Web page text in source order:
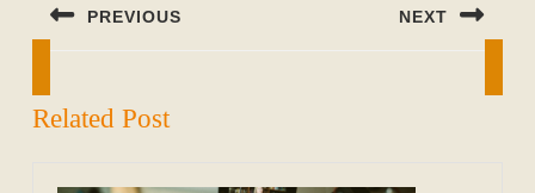
PREVIOUS NEXT
Related Post